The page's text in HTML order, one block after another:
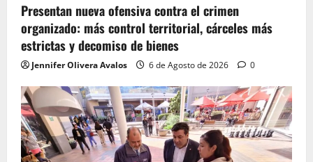
Presentan nueva ofensiva contra el crimen
organizado: más control territorial, cárceles más
estrictas y decomiso de bienes
Jennifer Olivera Avalos 6 de Agosto de 2026 0